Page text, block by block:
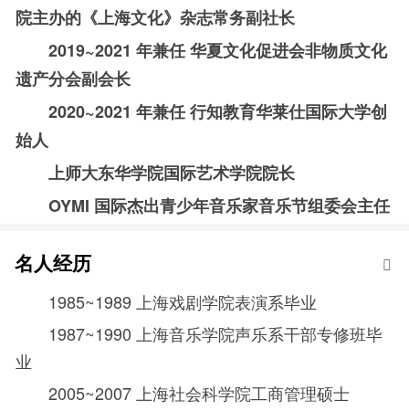
院主办的《上海文化》杂志常务副社长
2019~2021 年兼任 华夏文化促进会非物质文化
遗产分会副会长
2020~2021 年兼任 行知教育华莱仕国际大学创
始人
上师大东华学院国际艺术学院院长
OYMI 国际杰出青少年音乐家音乐节组委会主任
名人经历
1985~1989 上海戏剧学院表演系毕业
1987~1990 上海音乐学院声乐系干部专修班毕
业
2005~2007 上海社会科学院工商管理硕士